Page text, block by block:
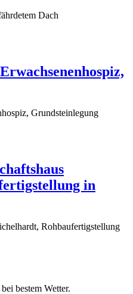
Dach
Grundsteinlegung
in
Rohbaufertigstellung
bestem Wetter.